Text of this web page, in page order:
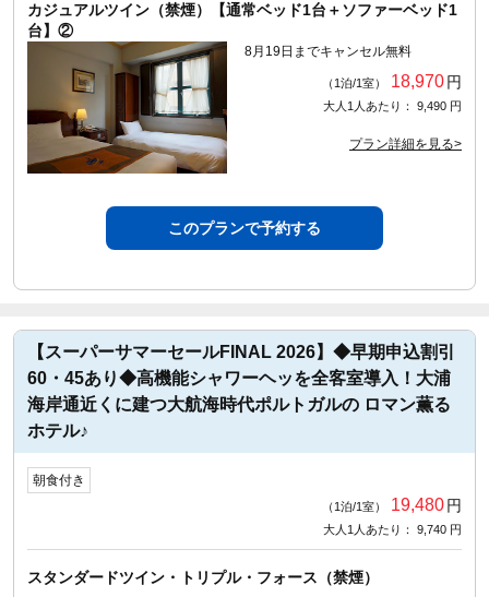
カジュアルツイン（禁煙）【通常ベッド1台＋ソファーベッド1
台】②
8月19日までキャンセル無料
（1泊/1室） 18,970円
大人1人あたり： 9,490 円
プラン詳細を見る>
このプランで予約する
【スーパーサマーセールFINAL 2026】◆早期申込割引
60・45あり◆高機能シャワーヘッを全客室導入！大浦
海岸通近くに建つ大航海時代ポルトガルの ロマン薫る
ホテル♪
朝食付き
（1泊/1室） 19,480円
大人1人あたり： 9,740 円
スタンダードツイン・トリプル・フォース（禁煙）